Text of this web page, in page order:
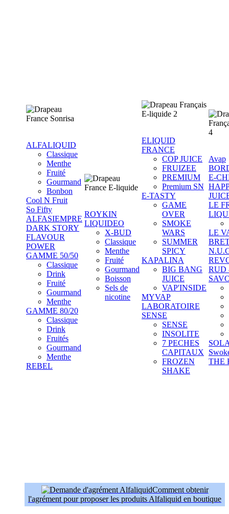
ALFALIQUID
Classique
Menthe
Fruité
Gourmand
Bonbon
Cool N Fruit
So Fifty
ALFASIEMPRE
DARK STORY
FLAVOUR
POWER
GAMME 50/50
Classique
Drink
Fruité
Gourmand
Menthe
GAMME 80/20
Classique
Drink
Fruités
Gourmand
Menthe
REBEL
ROYKIN
LIQUIDEO
X-BUD
Classique
Menthe
Fruité
Gourmand
Boisson
Sels de
nicotine
ELIQUID
FRANCE
COP JUICE
FRUIZEE
PREMIUM
Premium SN
E-TASTY
GAME
OVER
SMOKE
WARS
SUMMER
SPICY
KAPALINA
BIG BANG
JUICE
VAP'INSIDE
MYVAP
LABORATOIRE
SENSE
SENSE
INSOLITE
7 PECHES
CAPITAUX
FROZEN
SHAKE
Avap
E-
LE
LE
RUD
THE
Comment obtenir
l'agrément pour proposer les produits Alfaliquid en boutique